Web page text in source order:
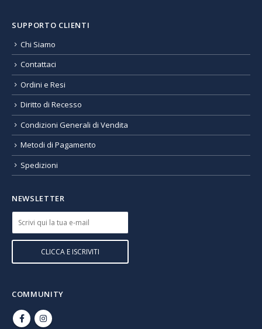
SUPPORTO CLIENTI
Chi Siamo
Contattaci
Ordini e Resi
Diritto di Recesso
Condizioni Generali di Vendita
Metodi di Pagamento
Spedizioni
NEWSLETTER
COMMUNITY